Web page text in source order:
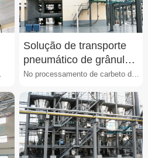
Solução de transporte
pneumático de grânulos
de carbeto de silício
No processamento de carbeto de
grânulos enfrenta ···